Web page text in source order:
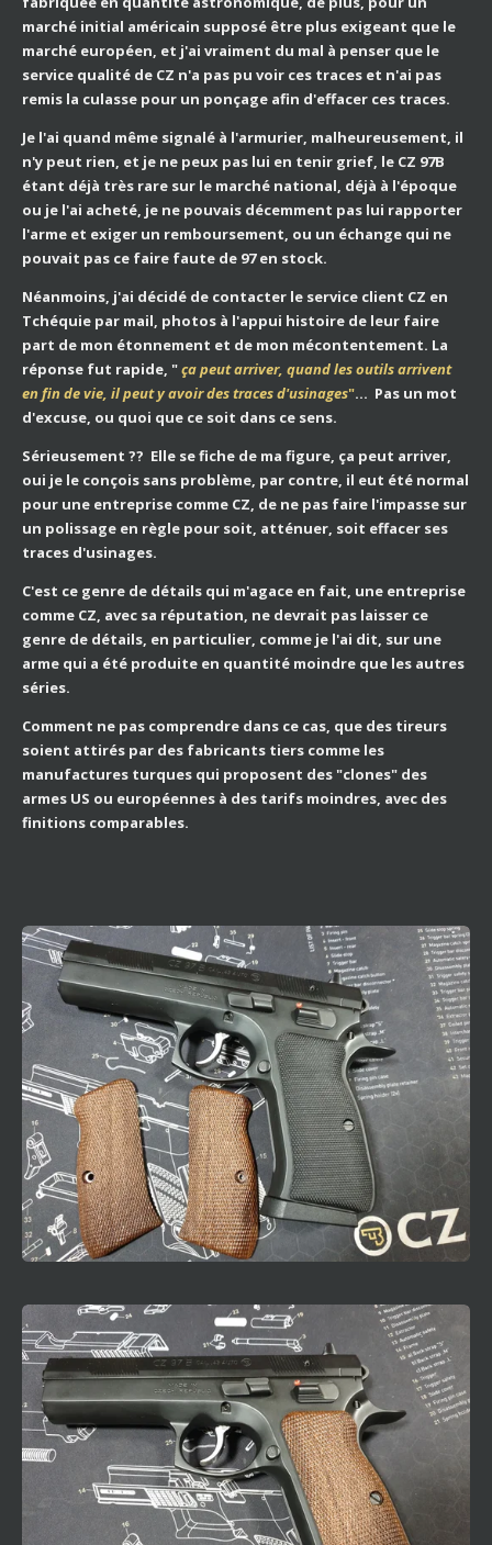
marché initial américain supposé être plus exigeant que le
marché européen, et j'ai vraiment du mal à penser que le
service qualité de CZ n'a pas pu voir ces traces et n'ai pas
remis la culasse pour un ponçage afin d'effacer ces traces.
Je l'ai quand même signalé à l'armurier, malheureusement, il
n'y peut rien, et je ne peux pas lui en tenir grief, le CZ 97B
étant déjà très rare sur le marché national, déjà à l'époque
ou je l'ai acheté, je ne pouvais décemment pas lui rapporter
l'arme et exiger un remboursement, ou un échange qui ne
pouvait pas ce faire faute de 97 en stock.
Néanmoins, j'ai décidé de contacter le service client CZ en
Tchéquie par mail, photos à l'appui histoire de leur faire
part de mon étonnement et de mon mécontentement. La
réponse fut rapide, "ça peut arriver, quand les outils arrivent
en fin de vie, il peut y avoir des traces d'usinages"... Pas un mot
d'excuse, ou quoi que ce soit dans ce sens.
Sérieusement ?? Elle se fiche de ma figure, ça peut arriver,
oui je le conçois sans problème, par contre, il eut été normal
pour une entreprise comme CZ, de ne pas faire l'impasse sur
un polissage en règle pour soit, atténuer, soit effacer ses
traces d'usinages.
C'est ce genre de détails qui m'agace en fait, une entreprise
comme CZ, avec sa réputation, ne devrait pas laisser ce
genre de détails, en particulier, comme je l'ai dit, sur une
arme qui a été produite en quantité moindre que les autres
séries.
Comment ne pas comprendre dans ce cas, que des tireurs
soient attirés par des fabricants tiers comme les
manufactures turques qui proposent des "clones" des
armes US ou européennes à des tarifs moindres, avec des
finitions comparables.